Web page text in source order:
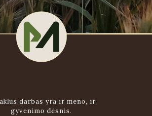
darbas yra ir meno, ir
gyvenimo dėsnis.